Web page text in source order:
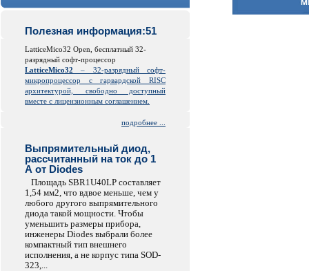
Полезная информация:51
LatticeMico32 Open, бесплатный 32-
разрядный софт-процессор
LatticeMico32 – 32-разрядный софт-
микропроцессор с гарвардской RISC
архитектурой, свободно доступный
вместе с лицензионным соглашением.
подробнее ...
Выпрямительный диод,
рассчитанный на ток до 1
А от Diodes
Площадь SBR1U40LP составляет
1,54 мм2, что вдвое меньше, чем у
любого другого выпрямительного
диода такой мощности. Чтобы
уменьшить размеры прибора,
инженеры Diodes выбрали более
компактный тип внешнего
исполнения, а не корпус типа SOD-
323,...